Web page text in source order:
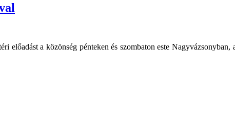
előadást a közönség pénteken és szombaton este